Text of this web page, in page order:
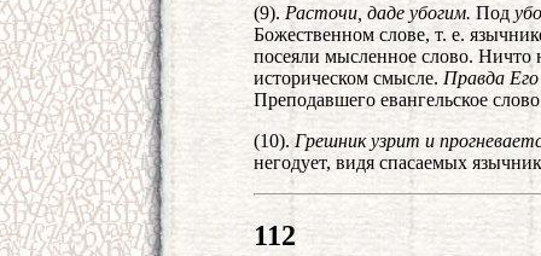
(9). Расточи, даде убогим. Под
Божественном слове, т. е.
посеяли мысленное слово. Ничто
историческом смысле. Правда
Преподавшего евангельское
(10).Грешник узрит и
негодует, видя спасаемых
112